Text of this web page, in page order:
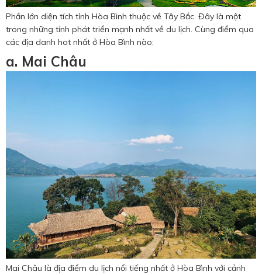
Phần lớn diện tích tỉnh Hòa Bình thuộc về Tây Bắc. Đây là một
trong những tỉnh phát triển mạnh nhất về du lịch. Cùng điểm qua
các địa danh hot nhất ở Hòa Bình nào:
a. Mai Châu
Mai Châu là địa điểm du lịch nổi tiếng nhất ở Hòa Bình với cảnh